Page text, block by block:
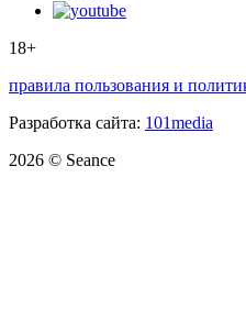
18+
правила пользования и
Разработка сайта: 101media
2026 © Seance